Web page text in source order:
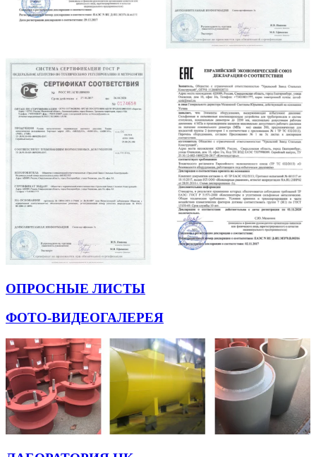
ОПРОСНЫЕ ЛИСТЫ
ФОТО-ВИДЕОГАЛЕРЕЯ